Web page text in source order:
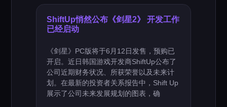
ShiftUp悄然公布《剑星2》 开发工作
已经启动
《剑星》PC版将于6月12日发售，预购已
开启。近日韩国游戏开发商ShiftUp公布了
公司近期财务状况、所获荣誉以及未来计
划。在最新的投资者关系报告中，Shift Up
展示了公司未来发展规划的图表，确